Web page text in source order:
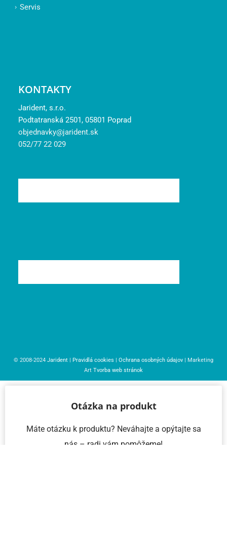
Servis
KONTAKTY
Jarident, s.r.o.
Podtatranská 2501, 05801 Poprad
objednavky@jarident.sk
052/77 22 029
© 2008-2024 Jarident Pravidlá cookies Ochrana osobných údajov | Marketing
Art Tvorba web stránok
Otázka na produkt
Máte otázku k produktu? Neváhajte a opýtajte sa
nás – radi vám pomôžeme!